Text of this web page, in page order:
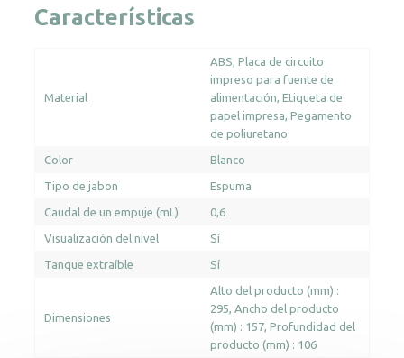
Características
Material
ABS Placa de circuito
impreso para fuente de
alimentación Etiqueta de
papel impresa Pegamento
de poliuretano
Color Blanco
Tipo de jabon Espuma
Caudal de un empuje (mL) 0,6
Visualización del nivel Sí
Tanque extraíble Sí
Dimensiones
Alto del producto (mm) :
295 Ancho del producto
(mm) : 157 Profundidad del
producto (mm) : 106